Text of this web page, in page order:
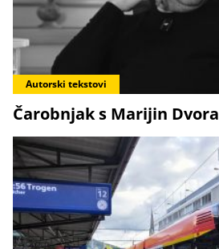
Autorski tekstovi
Čarobnjak s Marijin Dvora